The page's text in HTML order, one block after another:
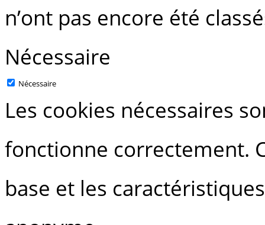
n’ont pas encore été
Nécessaire
Nécessaire
Les cookies nécessaires
fonctionne correctement.
base et les